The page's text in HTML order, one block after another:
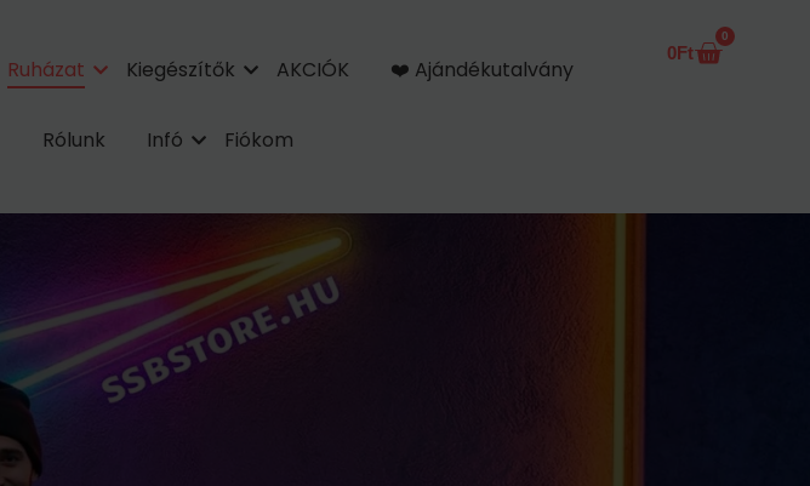
Ruházat Kiegészítők AKCIÓK ❤️ Ajándékutalvány
Rólunk Infó Fiókom
0Ft
0
Kosár